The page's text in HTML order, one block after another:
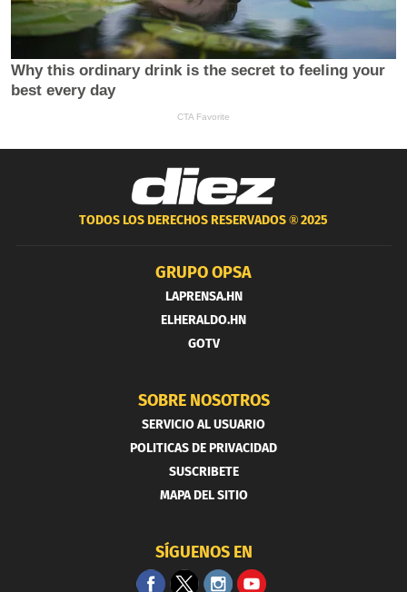
TODOS LOS DERECHOS RESERVADOS ®2025
GRUPO OPSA
LAPRENSA.HN
ELHERALDO.HN
GOTV
SOBRE NOSOTROS
SERVICIO AL USUARIO
POLITICAS DE PRIVACIDAD
SUSCRIBETE
MAPA DEL SITIO
SÍGUENOS EN